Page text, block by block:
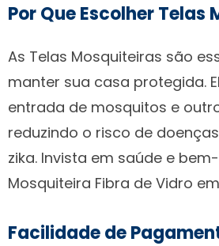
Por Que Escolher Telas
As Telas Mosquiteiras são
manter sua casa protegida.
entrada de mosquitos e
reduzindo o risco de
zika. Invista em saúde e
Mosquiteira Fibra de Vidro
Facilidade de